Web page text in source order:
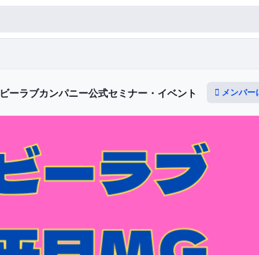
ビーラブカンパニー公式セミナー・イベント メンバー